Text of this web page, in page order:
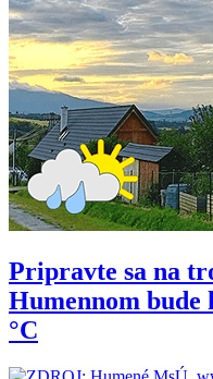
Pripravte sa na
Humennom bude
°C